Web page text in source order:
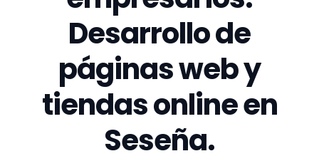
Desarrollo de
páginas web y
tiendas online en
Seseña.